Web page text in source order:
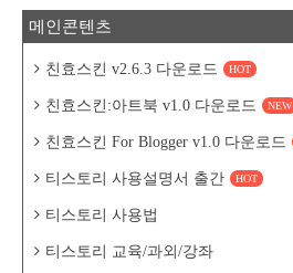
메인콘텐츠
친효스킨 v2.6.3 다운로드 HOT
친효스킨:아트북 v1.0 다운로드 NEW
친효스킨 For Blogger v1.0 다운로드
티스토리 사용설명서 출간 HOT
티스토리 사용법
티스토리 교육/과외/강좌